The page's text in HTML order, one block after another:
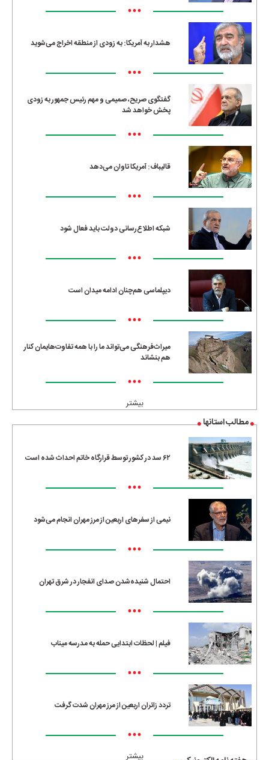
•••
هشدار به آمریکا: به زودی از منطقه اخراج می‌شوید
•••
گفتگوی صریح، صمیمی و مهم رئیس جمهور به زودی
پخش خواهد شد
•••
قالیباف: آمریکا تاوان می‌دهد
•••
شبکه اطلاع‌رسانی دولت باید فعال شود
•••
دیپلماسی هم‌چنان ادامه میدان است
•••
میراث‌فرهنگی می‌تواند ما را با همه تفاوت‌هایمان کنار
هم بنشاند
•••
بیشتر
مطالب استانها
۶۲ سد در کشور توسط قرارگاه خاتم احداث شده است
•••
نیمی از سفرهای اربعین از مرز مهران انجام می‌شود
•••
احتمال شنیده‌شدن صدای انفجار در شرق تهران
•••
فیلم | لحظات ابتدایی حمله به مدرسه میناب
•••
تردد زائران اربعین از مرز مهران شدت گرفت
•••
بیشتر